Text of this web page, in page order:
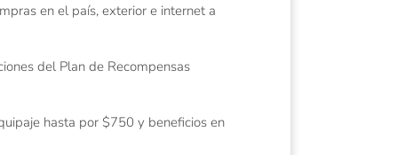
en el país, exterior e internet a
del Plan de Recompensas
hasta por $750 y beneficios en